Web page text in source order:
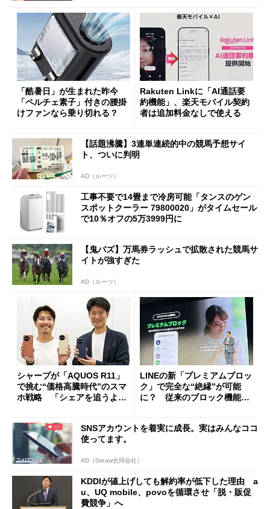
「酷暑日」が生まれた昨今
「ペルチェ素子」付きの腰掛
けファンなら乗り切れる？
Rakuten Linkに「AI通話要
約機能」、楽天モバイル契約
者は追加料金なしで使える
【話題沸騰】3連単連続的中の競馬予想サイ
ト、ついに判明
AD（ルーツ）
工事不要で14畳まで冷房可能「タンスのゲン
スポットクーラー 79800020」がタイムセール
で10％オフの5万3999円に
【鬼バズ】万馬券ラッシュで拡散された競馬サ
イトが強すぎた
AD（ルーツ）
シャープが「AQUOS R11」
で挑む“価格高騰時代”のスマ
ホ戦略 「シェアを追うより
LINEの新「プレミアムブロッ
ク」で完全な“絶縁”が可能
に？ 従来のブロック機能と
SNSアカウントを着実に成長。実はみんなココ
使ってます。
AD（Dreaw合同会社）
KDDIが値上げしても解約率が低下した理由 a
u、UQ mobile、povoを循環させ「脱・販促
費競争」へ